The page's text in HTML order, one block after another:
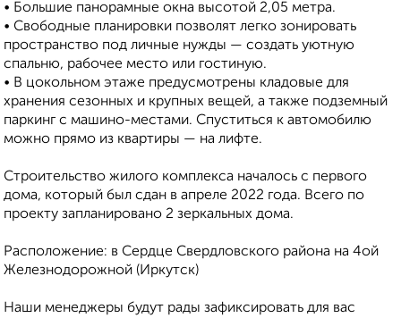
• Большие панорамные окна высотой 2,05 метра.
• Свободные планировки позволят легко зонировать
пространство под личные нужды — создать уютную
спальню, рабочее место или гостиную.
• В цокольном этаже предусмотрены кладовые для
хранения сезонных и крупных вещей, а также подземный
паркинг с машино-местами. Спуститься к автомобилю
можно прямо из квартиры — на лифте.
Строительство жилого комплекса началось с первого
дома, который был сдан в апреле 2022 года. Всего по
проекту запланировано 2 зеркальных дома.
Расположение: в Сердце Свердловского района на 4ой
Железнодорожной (Иркутск)
Наши менеджеры будут рады зафиксировать для вас